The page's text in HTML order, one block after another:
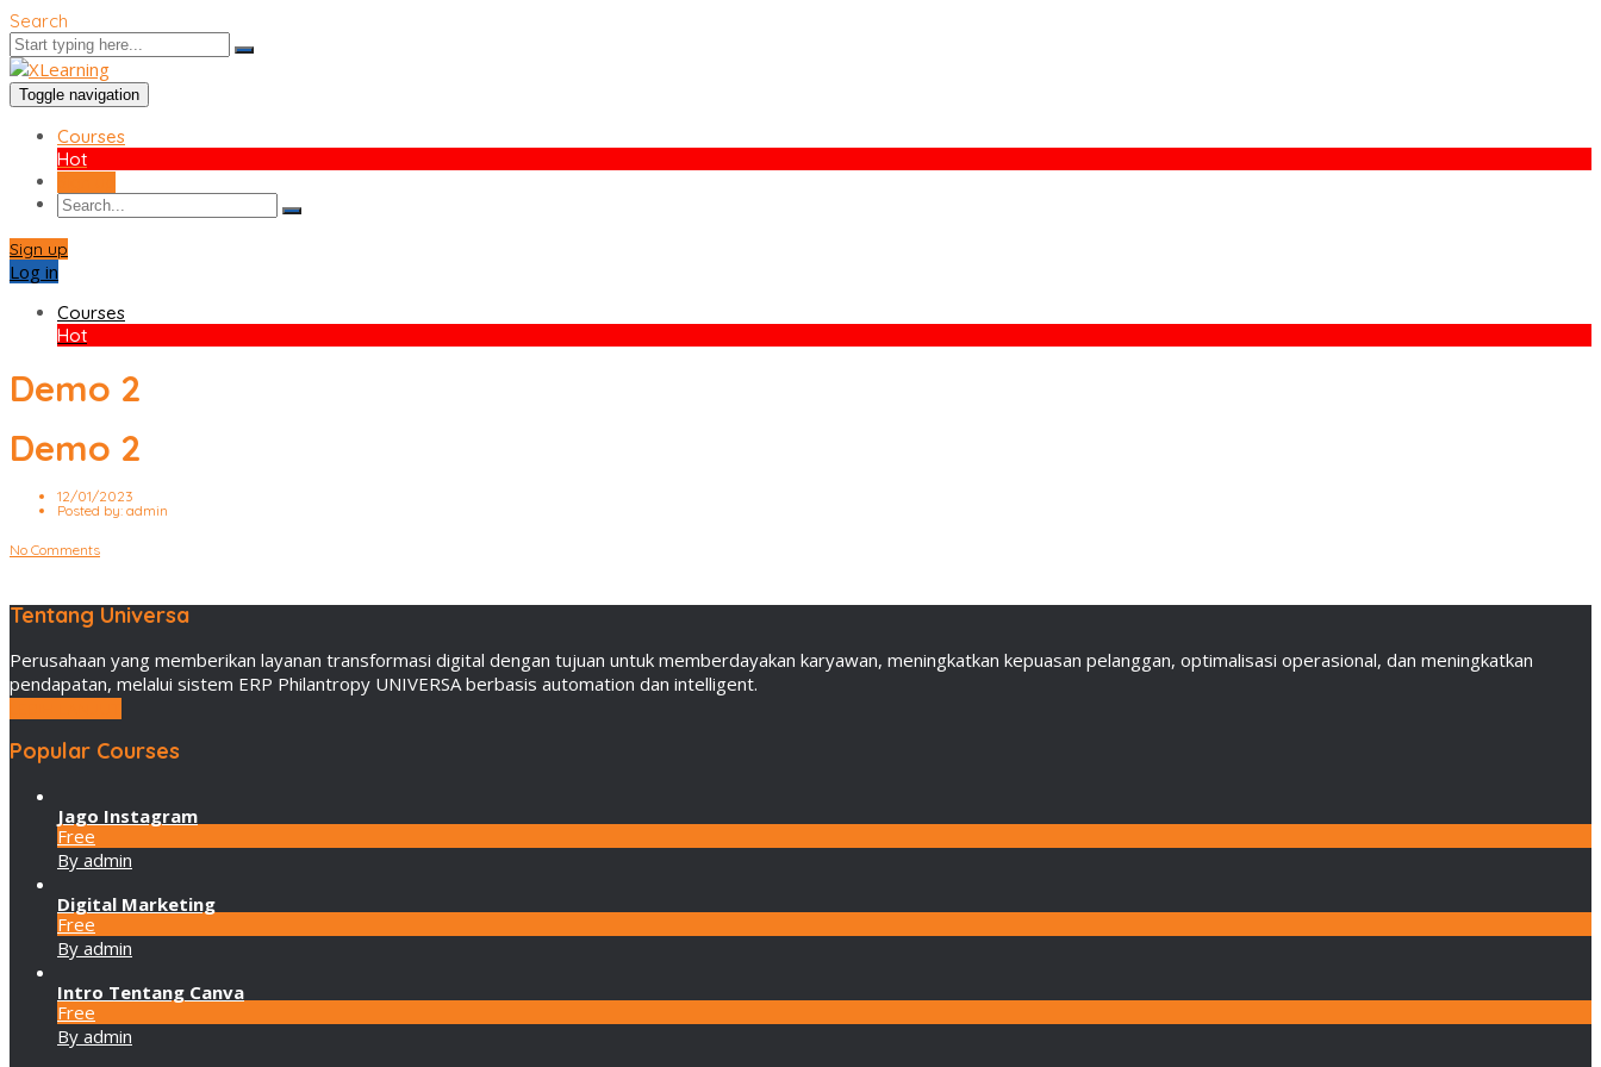
Search
Toggle navigation
Courses
Hot
Sign up
Log in
Courses
Hot
Demo 2
Demo 2
12/01/2023
Posted by: admin
No Comments
Tentang Universa
Perusahaan yang memberikan layanan transformasi digital dengan tujuan untuk memberdayakan karyawan, meningkatkan kepuasan pelanggan, optimalisasi operasional, dan meningkatkan
pendapatan, melalui sistem ERP Philantropy UNIVERSA berbasis automation dan intelligent.
Popular Courses
Jago Instagram
Free
By admin
Digital Marketing
Free
By admin
Intro Tentang Canva
Free
By admin